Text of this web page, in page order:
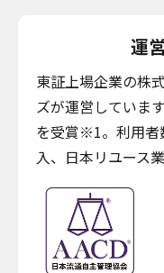
運
東証上場企業の株
ズが運営していま
を受賞※1。利用者
入、日本リユース